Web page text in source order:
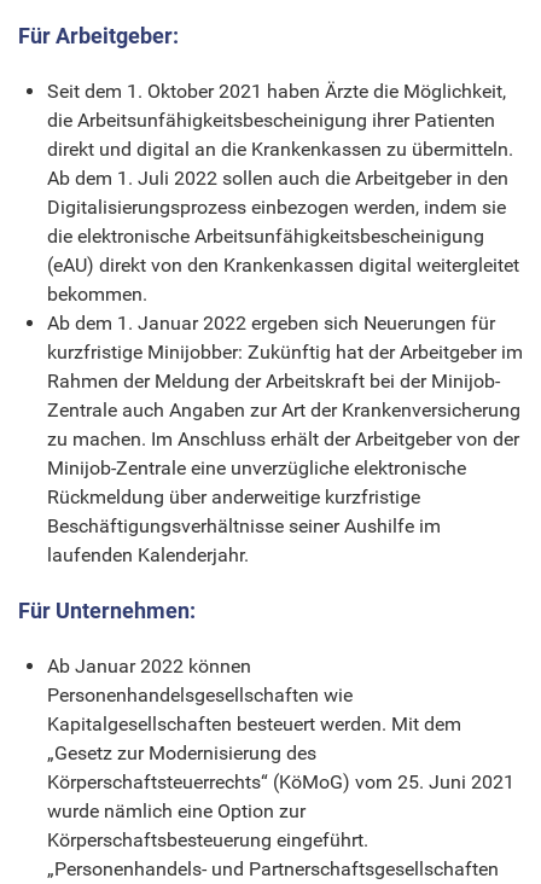
Für Arbeitgeber:
Seit dem 1. Oktober 2021 haben Ärzte die Möglichkeit,
die Arbeitsunfähigkeitsbescheinigung ihrer Patienten
direkt und digital an die Krankenkassen zu übermitteln.
Ab dem 1. Juli 2022 sollen auch die Arbeitgeber in den
Digitalisierungsprozess einbezogen werden, indem sie
die elektronische Arbeitsunfähigkeitsbescheinigung
(eAU) direkt von den Krankenkassen digital weitergleitet
bekommen.
Ab dem 1. Januar 2022 ergeben sich Neuerungen für
kurzfristige Minijobber: Zukünftig hat der Arbeitgeber im
Rahmen der Meldung der Arbeitskraft bei der Minijob-
Zentrale auch Angaben zur Art der Krankenversicherung
zu machen. Im Anschluss erhält der Arbeitgeber von der
Minijob-Zentrale eine unverzügliche elektronische
Rückmeldung über anderweitige kurzfristige
Beschäftigungsverhältnisse seiner Aushilfe im
laufenden Kalenderjahr.
Für Unternehmen:
Ab Januar 2022 können
Personenhandelsgesellschaften wie
Kapitalgesellschaften besteuert werden. Mit dem
„Gesetz zur Modernisierung des
Körperschaftsteuerrechts“ (KöMoG) vom 25. Juni 2021
wurde nämlich eine Option zur
Körperschaftsbesteuerung eingeführt.
„Personenhandels- und Partnerschaftsgesellschaften